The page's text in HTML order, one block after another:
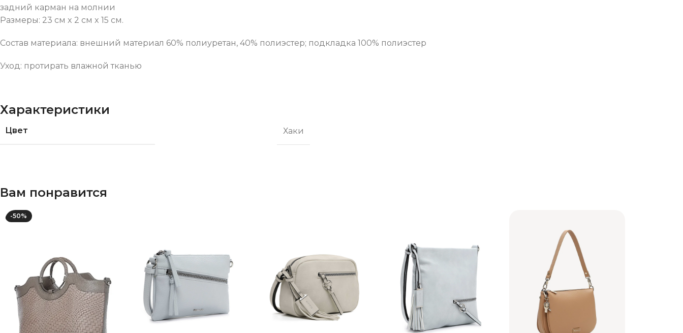
задний карман на молнии
Размеры: 23 см x 2 см x 15 см.
Состав материала: внешний материал 60% полиуретан, 40% полиэстер; подкладка 100% полиэстер
Уход: протирать влажной тканью
Характеристики
Цвет Хаки
Вам понравится
-50%